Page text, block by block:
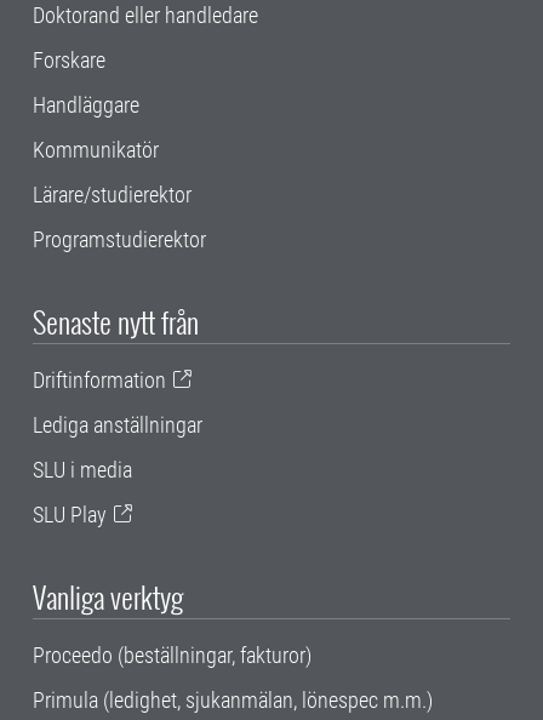
Doktorand eller handledare
Forskare
Handläggare
Kommunikatör
Lärare/studierektor
Programstudierektor
Senaste nytt från
Driftinformation
Lediga anställningar
SLU i media
SLU Play
Vanliga verktyg
Proceedo (beställningar, fakturor)
Primula (ledighet, sjukanmälan, lönespec m.m.)